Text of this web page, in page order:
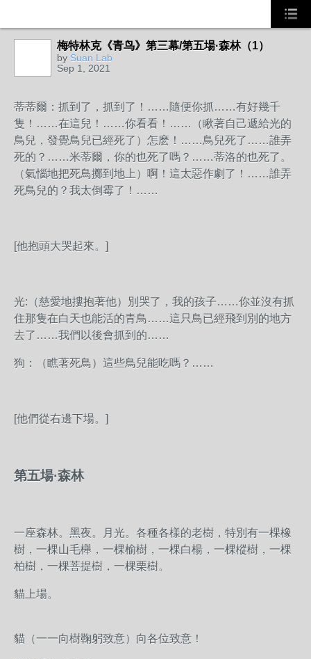
梅特林克《青鸟》第三幕/第五場·森林（1）
by Suan Lab
Sep 1, 2021
蒂蒂爾：抓到了，抓到了！……隨便你抓……有好幾千
隻！……在這兒！……你看看！……（瞅著自己遞給光的
鳥兒，發覺鳥兒已經死了）怎麽！……鳥兒死了……誰弄
死的？……米蒂爾，你的也死了嗎？……蒂洛的也死了。
（氣惱地把死鳥擲到地上）啊！這太惡作劇了！……誰弄
死鳥兒的？我太倒霉了！……
[他抱頭大哭起來。]
光:（慈愛地摟抱著他）別哭了，我的孩子……你並沒有抓
住那隻在白天也能活的青鳥……這只鳥已經飛到別的地方
去了……我們以後會抓到的……
狗：（瞧著死鳥）這些鳥兒能吃嗎？……
[他們從右邊下場。]
第五場·森林
一座森林。黑夜。月光。各種各樣的老樹，特別有一棵橡
樹，一棵山毛櫸，一棵榆樹，一棵白楊，一棵樅樹，一棵
柏樹，一棵菩提樹，一棵栗樹。
貓上場。
貓（一一向樹鞠躬致意）向各位致意！